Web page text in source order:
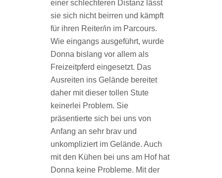
einer schlechteren Distanz lässt
sie sich nicht beirren und kämpft
für ihren Reiter/in im Parcours.
Wie eingangs ausgeführt, wurde
Donna bislang vor allem als
Freizeitpferd eingesetzt. Das
Ausreiten ins Gelände bereitet
daher mit dieser tollen Stute
keinerlei Problem. Sie
präsentierte sich bei uns von
Anfang an sehr brav und
unkompliziert im Gelände. Auch
mit den Kühen bei uns am Hof hat
Donna keine Probleme. Mit der